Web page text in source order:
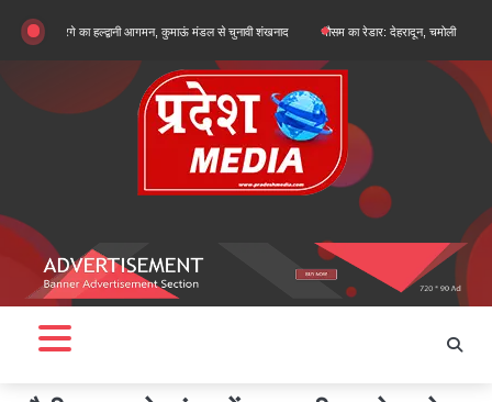
content
खरगे का हल्द्वानी आगमन, कुमाऊं मंडल से चुनावी शंखनाद मौसम का रेडार: देहरादून, चमोली और बागेश्वर में